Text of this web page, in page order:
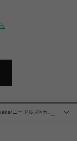
ニードルズ×カエ